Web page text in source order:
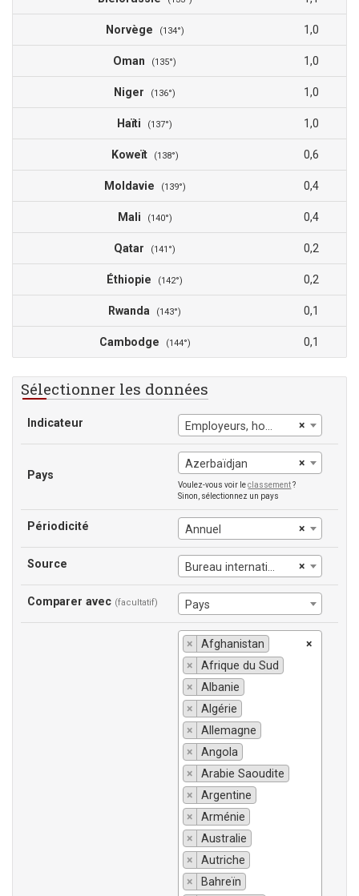
Norvège (134°) 1,0
Oman (135°) 1,0
Niger (136°) 1,0
Haïti (137°) 1,0
Koweït (138°) 0,6
Moldavie (139°) 0,4
Mali (140°) 0,4
Qatar (141°) 0,2
Éthiopie (142°) 0,2
Rwanda (143°) 0,1
Cambodge (144°) 0,1
Sélectionner les données
Indicateur ×
Employeurs, hommes
Pays
×
Azerbaïdjan
Voulez-vous voir leclassement?
Sinon, sélectionnez un pays
Périodicité ×
Annuel
Source ×
Bureau international du Travail
Comparer avec (facultatif) Pays
×
×
Afghanistan
×
Afrique du Sud
×
Albanie
×
Algérie
×
Allemagne
×
Angola
×
Arabie Saoudite
×
Argentine
×
Arménie
×
Australie
×
Autriche
×
Bahreïn